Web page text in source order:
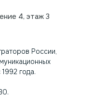
4, этаж 3
России,
года.